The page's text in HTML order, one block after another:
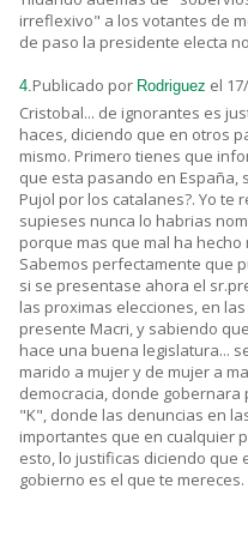
irreflexivo" a los votantes de
de paso la presidente electa
4.Publicado por Rodriguez el
Cristobal... de ignorantes es
haces, diciendo que en otros
mismo. Primero tienes que
que esta pasando en España,
Pujol por los catalanes?. Yo te
supieses nunca lo habrias
porque mas que mal ha hecho
Sabemos perfectamente que
si se presentase ahora el
las proximas elecciones, en
presente Macri, y sabiendo
hace una buena legislatura...
marido a mujer y de mujer a
democracia, donde gobernara
"K", donde las denuncias en
importantes que en cualquier
esto, lo justificas diciendo que
gobierno es el que te mereces.